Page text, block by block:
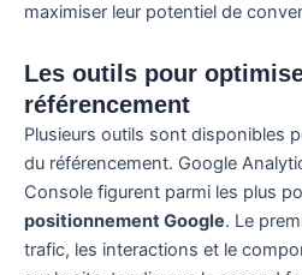
maximiser leur potentiel de
Les outils pour
référencement
Plusieurs outils sont disponibles
du référencement. Google
Console figurent parmi les plus
positionnement Google. Le
trafic, les interactions et le